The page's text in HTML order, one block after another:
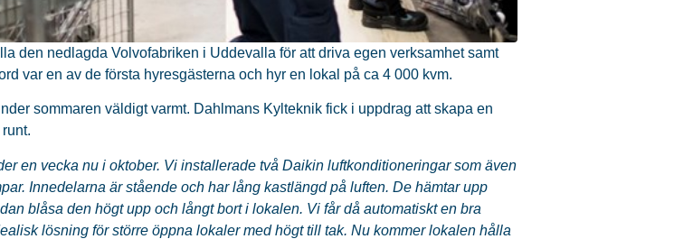
den nedlagda Volvofabriken i Uddevalla för att driva egen verksamhet samt
var en av de första hyresgästerna och hyr en lokal på ca 4 000 kvm.
sommaren väldigt varmt. Dahlmans Kylteknik fick i uppdrag att skapa en
en vecka nu i oktober. Vi installerade två Daikin luftkonditioneringar som även
Innedelarna är stående och har lång kastlängd på luften. De hämtar upp
blåsa den högt upp och långt bort i lokalen. Vi får då automatiskt en bra
lösning för större öppna lokaler med högt till tak. Nu kommer lokalen hålla